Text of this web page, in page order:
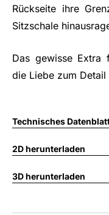
Rückseite ihre
Sitzschale
Das gewisse Extra
die Liebe zum Detail
Technisches
2D herunterladen
3D herunterladen